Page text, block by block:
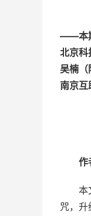
——本
北京科
吴楠（
南京互
作
本
咒，升